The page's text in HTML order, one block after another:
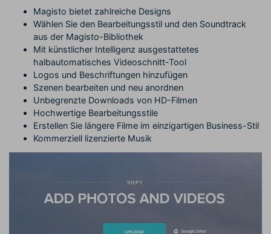
Magisto bietet zahlreiche Designs
Wählen Sie den Bearbeitungsstil und den Soundtrack
aus der Magisto-Bibliothek
Mit künstlicher Intelligenz ausgestattetes
halbautomatisches Videoschnitt-Tool
Logos und Beschriftungen hinzufügen
Szenen bearbeiten und neu anordnen
Unbegrenzte Downloads von HD-Filmen
Hochwertige Bearbeitungsstile
Erstellen Sie längere Filme im einzigartigen Business-Stil
Kommerziell lizenzierte Musik